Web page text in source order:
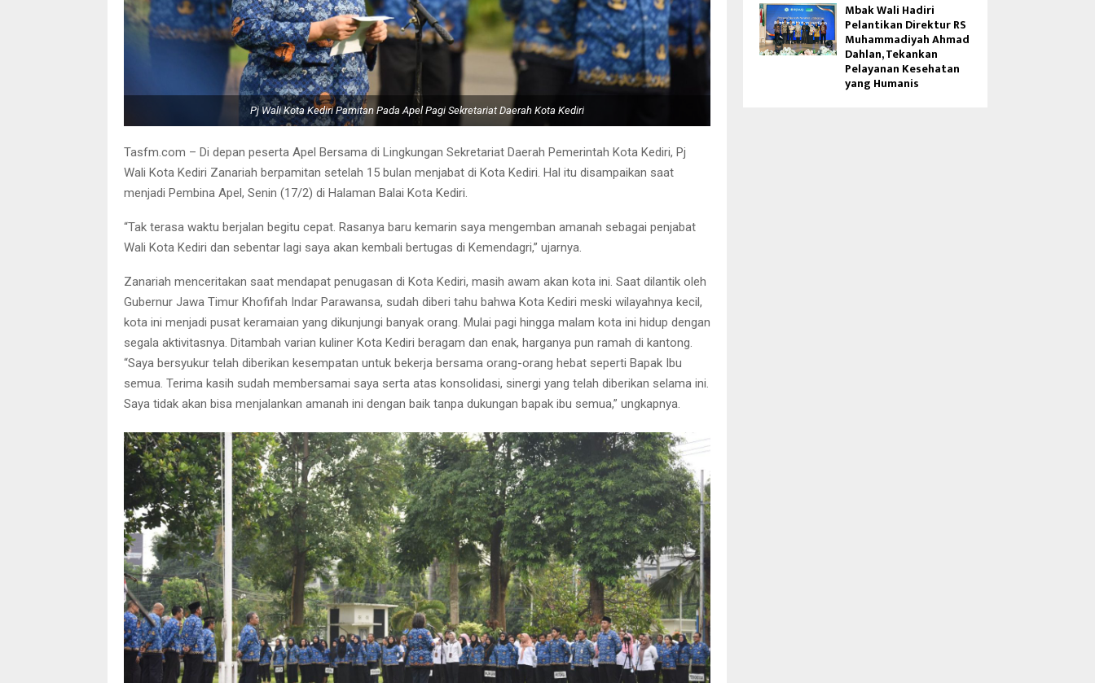
Pj Wali Kota Kediri Pamitan Pada Apel Pagi Sekretariat Daerah Kota Kediri
Tasfm.com – Di depan peserta Apel Bersama di Lingkungan Sekretariat Daerah Pemerintah Kota Kediri, Pj
Wali Kota Kediri Zanariah berpamitan setelah 15 bulan menjabat di Kota Kediri. Hal itu disampaikan saat
menjadi Pembina Apel, Senin (17/2) di Halaman Balai Kota Kediri.
“Tak terasa waktu berjalan begitu cepat. Rasanya baru kemarin saya mengemban amanah sebagai penjabat
Wali Kota Kediri dan sebentar lagi saya akan kembali bertugas di Kemendagri,” ujarnya.
Zanariah menceritakan saat mendapat penugasan di Kota Kediri, masih awam akan kota ini. Saat dilantik oleh
Gubernur Jawa Timur Khofifah Indar Parawansa, sudah diberi tahu bahwa Kota Kediri meski wilayahnya kecil,
kota ini menjadi pusat keramaian yang dikunjungi banyak orang. Mulai pagi hingga malam kota ini hidup dengan
segala aktivitasnya. Ditambah varian kuliner Kota Kediri beragam dan enak, harganya pun ramah di kantong.
“Saya bersyukur telah diberikan kesempatan untuk bekerja bersama orang-orang hebat seperti Bapak Ibu
semua. Terima kasih sudah membersamai saya serta atas konsolidasi, sinergi yang telah diberikan selama ini.
Saya tidak akan bisa menjalankan amanah ini dengan baik tanpa dukungan bapak ibu semua,” ungkapnya.
Mbak Wali Hadiri
Pelantikan Direktur RS
Muhammadiyah Ahmad
Dahlan, Tekankan
Pelayanan Kesehatan
yang Humanis